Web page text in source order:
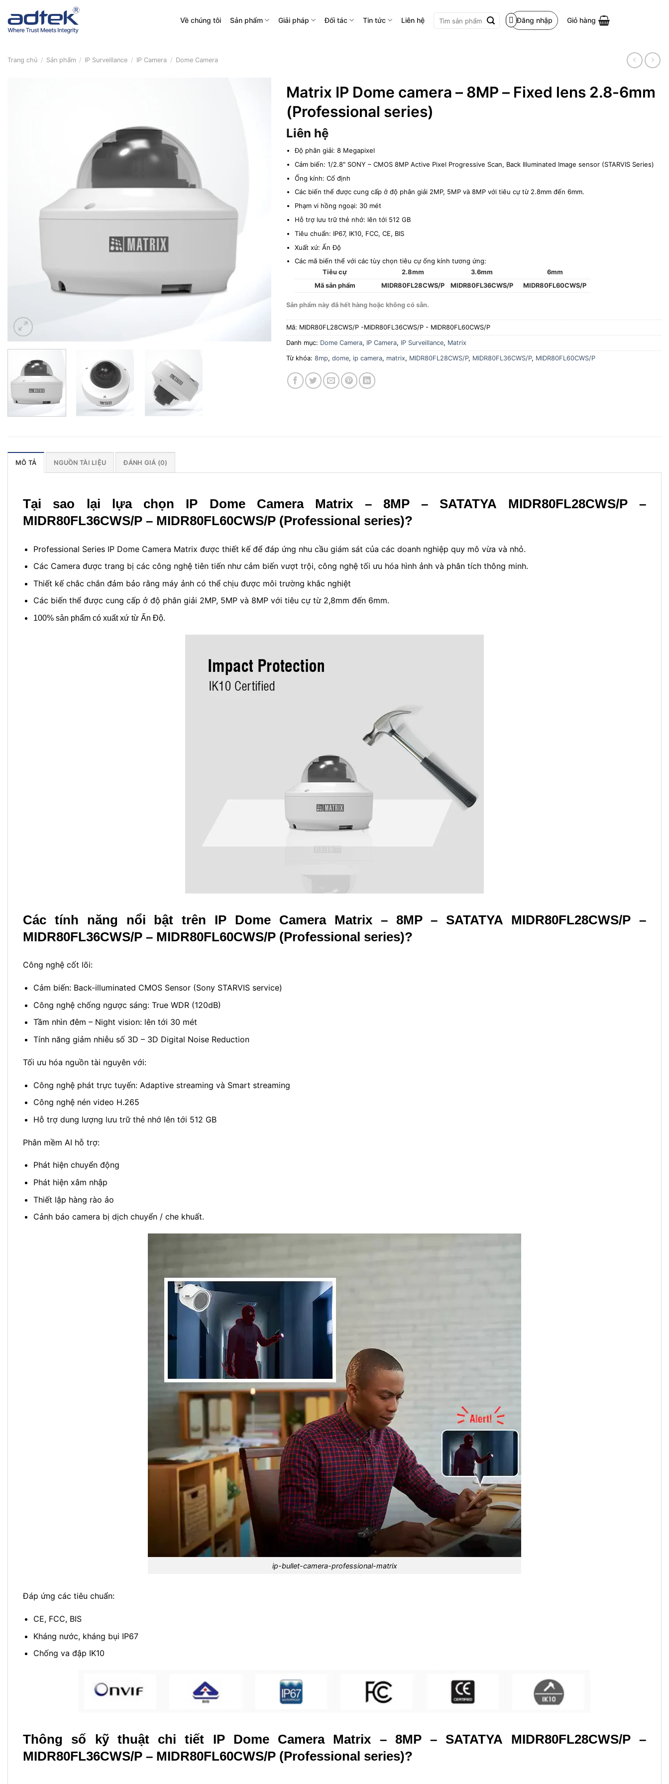
to
content
Về chúng tôi Sản phẩm Giải pháp Đối tác Tin tức Liên hệ
Tìm
Đăng nhập Giỏ hàng
Trang chủ / Sản phẩm / IP Surveillance / IP Camera / Dome Camera
Matrix IP Dome camera – 8MP – Fixed lens 2.8-6mm
(Professional series)
Liên hệ
Độ phân giải: 8 Megapixel
Cảm biến: 1/2.8″ SONY – CMOS 8MP Active Pixel Progressive Scan, Back Illuminated Image sensor (STARVIS Series)
Ống kính: Cố định
Các biến thể được cung cấp ở độ phân giải 2MP, 5MP và 8MP với tiêu cự từ 2.8mm đến 6mm.
Phạm vi hồng ngoại: 30 mét
Hỗ trợ lưu trữ thẻ nhớ: lên tới 512 GB
Tiêu chuẩn: IP67, IK10, FCC, CE, BIS
Xuất xứ: Ấn Độ
Các mã biến thể với các tùy chọn tiêu cự ống kính tương ứng:
Tiêu cự 2.8mm 3.6mm
6mm
Mã sản phẩm
MIDR80FL28CWS/P MIDR80FL36CWS/P MIDR80FL60CWS/P
Sản phẩm này đã hết hàng hoặc không có sẵn.
Mã: MIDR80FL28CWS/P -MIDR80FL36CWS/P - MIDR80FL60CWS/P
Danh mục: Dome Camera, IP Camera, IP Surveillance, Matrix
Từ khóa: 8mp, dome, ip camera, matrix, MIDR80FL28CWS/P, MIDR80FL36CWS/P, MIDR80FL60CWS/P
MÔ TẢ NGUỒN TÀI LIỆU ĐÁNH GIÁ (0)
Tại sao lại lựa chọn IP Dome Camera Matrix – 8MP – SATATYA MIDR80FL28CWS/P –
MIDR80FL36CWS/P – MIDR80FL60CWS/P (Professional series)?
Professional Series IP Dome Camera Matrix được thiết kế để đáp ứng nhu cầu giám sát của các doanh nghiệp quy mô vừa và nhỏ.
Các Camera được trang bị các công nghệ tiên tiến như cảm biến vượt trội, công nghệ tối ưu hóa hình ảnh và phân tích thông minh.
Thiết kế chắc chắn đảm bảo rằng máy ảnh có thể chịu được môi trường khắc nghiệt
Các biến thể được cung cấp ở độ phân giải 2MP, 5MP và 8MP với tiêu cự từ 2,8mm đến 6mm.
100% sản phẩm có xuất xứ từ Ấn Độ.
Các tính năng nổi bật trên IP Dome Camera Matrix – 8MP – SATATYA MIDR80FL28CWS/P –
MIDR80FL36CWS/P – MIDR80FL60CWS/P (Professional series)?
Công nghệ cốt lõi:
Cảm biến: Back-illuminated CMOS Sensor (Sony STARVIS service)
Công nghệ chống ngược sáng: True WDR (120dB)
Tầm nhìn đêm – Night vision: lên tới 30 mét
Tính năng giảm nhiễu số 3D – 3D Digital Noise Reduction
Tối ưu hóa nguồn tài nguyên với:
Công nghệ phát trực tuyến: Adaptive streaming và Smart streaming
Công nghệ nén video H.265
Hỗ trợ dung lượng lưu trữ thẻ nhớ lên tới 512 GB
Phân mềm AI hỗ trợ:
Phát hiện chuyển động
Phát hiện xâm nhập
Thiết lập hàng rào ảo
Cảnh báo camera bị dịch chuyển / che khuất.
ip-bullet-camera-professional-matrix
Đáp ứng các tiêu chuẩn:
CE, FCC, BIS
Kháng nước, kháng bụi IP67
Chống va đập IK10
Thông số kỹ thuật chi tiết IP Dome Camera Matrix – 8MP – SATATYA MIDR80FL28CWS/P –
MIDR80FL36CWS/P – MIDR80FL60CWS/P (Professional series)?